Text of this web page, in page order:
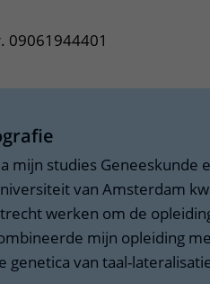
09061944401
mijn studies Geneeskunde
van Amsterdam
werken om de
mijn opleiding
genetica van taal-